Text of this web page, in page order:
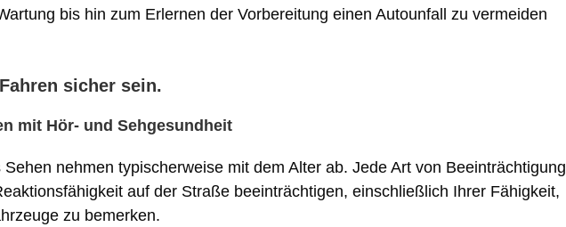
bis hin zum Erlernen der Vorbereitung einen Autounfall zu vermeiden
sicher sein.
mit Hör- und Sehgesundheit
nehmen typischerweise mit dem Alter ab. Jede Art von Beeinträchtigung
auf der Straße beeinträchtigen, einschließlich Ihrer Fähigkeit,
zu bemerken.